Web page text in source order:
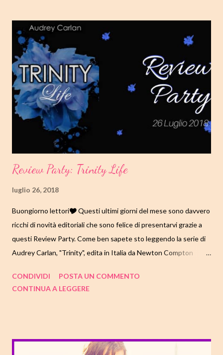
questi due personaggi. Ora, basta perdere tempo e partiamo!
Buone letture🎔 TITOLO: NON E' TROPPO TARDI SERIE: SE
TI AMASSI ANCORA #2 AUTORE: SAM P. MILLER DATA DI
PUBBLICAZIONE: 10 LUGLIO 2018 GENERE: NEW ADULT
PAGINE: 490 PREZZO: 12,48/EBOOK 2,99
AUTOPUBBLICATO DISPONIBILE SU AMAZON https:/...
Review Party: Trinity Life
luglio 26, 2018
Buongiorno lettori🎔 Questi ultimi giorni del mese sono davvero
ricchi di novità editoriali che sono felice di presentarvi grazie a
questi Review Party. Come ben sapete sto leggendo la serie di
Audrey Carlan, "Trinity", edita in Italia da Newton Compton
Life". Ringrazio allora le super ragazze e blogger con le quali sto
completo dei blog partecipanti, così da non perdervi nessun
CONDIVIDI
POSTA UN COMMENTO
CONTINUA A LEGGERE